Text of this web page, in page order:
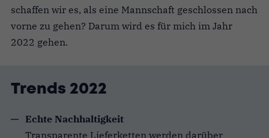
schaffen wir es, als eine Mannschaft geschlossen nach
vorne zu gehen? Darum wird es für mich im Jahr
2022 gehen.
Trends 2022
Echte Nachhaltigkeit
Transparente Lieferketten werden darüber